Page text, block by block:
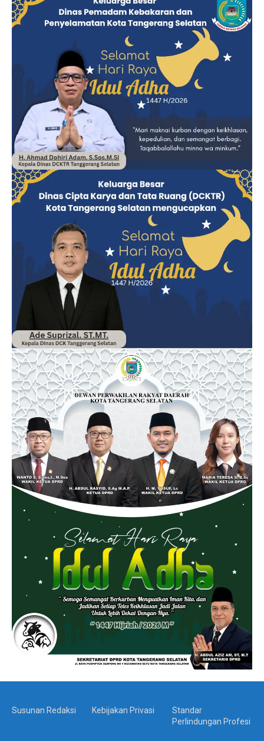
Susunan Redaksi Kebijakan Privasi
Standar
Perlindungan Profesi